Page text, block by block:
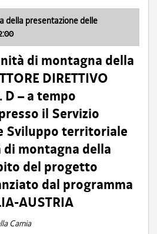
della presentazione delle
di montagna della
DIRETTIVO
D – a tempo
il Servizio
Sviluppo territoriale
montagna della
del progetto
dal programma
AUSTRIA
Carnia